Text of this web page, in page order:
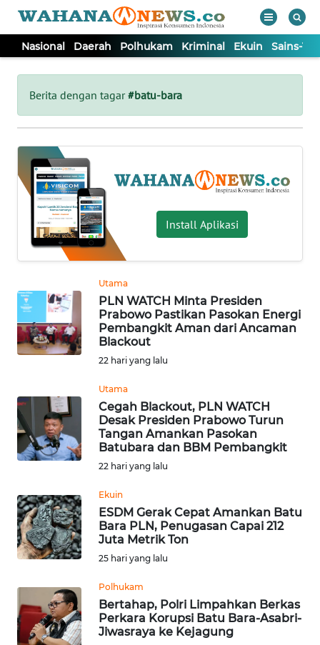
Nasional Daerah Polhukam Kriminal Ekuin Sains-
Berita dengan tagar#batu-bara
Install Aplikasi
Utama
PLN WATCH Minta Presiden
Prabowo Pastikan Pasokan Energi
Pembangkit Aman dari Ancaman
Blackout
22 hari yang lalu
Utama
Cegah Blackout, PLN WATCH
Desak Presiden Prabowo Turun
Tangan Amankan Pasokan
Batubara dan BBM Pembangkit
22 hari yang lalu
Ekuin
ESDM Gerak Cepat Amankan Batu
Bara PLN, Penugasan Capai 212
Juta Metrik Ton
25 hari yang lalu
Polhukam
Bertahap, Polri Limpahkan Berkas
Perkara Korupsi Batu Bara-Asabri-
Jiwasraya ke Kejagung
Tutup
NASIONAL
DAERAH
POLHUKAM
KRIMINAL
EKUIN
SAINS-TEKNO
INTERNASIONAL
SERBA-SERBI
OLAHRAGA
EDITORIAL